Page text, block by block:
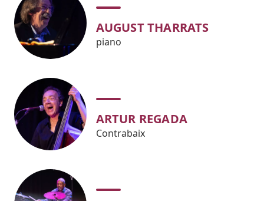
AUGUST THARRATS
piano
ARTUR REGADA
Contrabaix